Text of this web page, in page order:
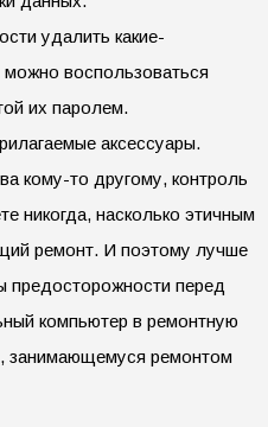
удалить какие-
воспользоваться
их паролем.
аксессуары.
кому-то другому, контроль
никогда, насколько этичным
ремонт. И поэтому лучше
предосторожности перед
компьютер в ремонтную
занимающемуся ремонтом